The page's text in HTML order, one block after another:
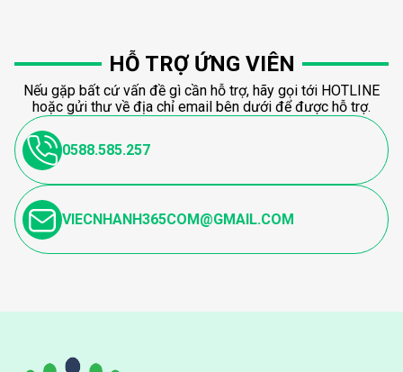
HỖ TRỢ ỨNG VIÊN
Nếu gặp bất cứ vấn đề gì cần hỗ trợ, hãy gọi tới HOTLINE
hoặc gửi thư về địa chỉ email bên dưới để được hỗ trợ.
0588.585.257
VIECNHANH365COM@GMAIL.COM